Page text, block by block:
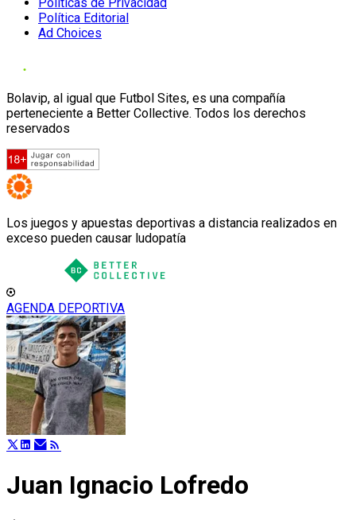
Política Editorial
Ad Choices
Bolavip, al igual que Futbol Sites, es una compañía
perteneciente a Better Collective. Todos los derechos
reservados
Los juegos y apuestas deportivas a distancia realizados en
exceso pueden causar ludopatía
AGENDA DEPORTIVA
Juan Ignacio Lofredo